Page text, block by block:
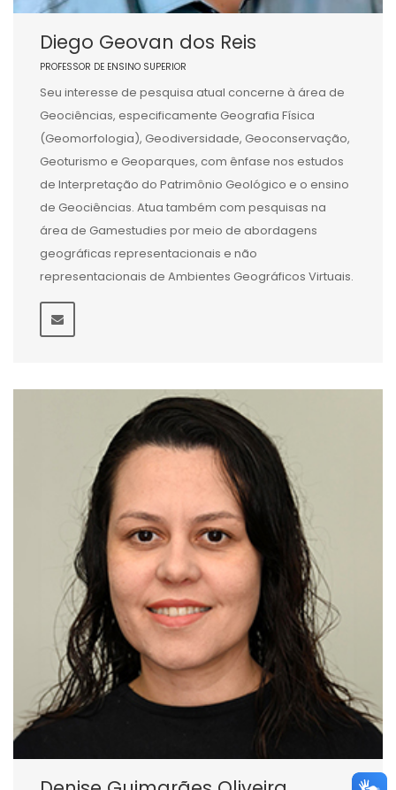
Diego Geovan dos Reis
PROFESSOR DE ENSINO SUPERIOR
Seu interesse de pesquisa atual concerne à área de
Geociências, especificamente Geografia Física
(Geomorfologia), Geodiversidade, Geoconservação,
Geoturismo e Geoparques, com ênfase nos estudos
de Interpretação do Patrimônio Geológico e o ensino
de Geociências. Atua também com pesquisas na
área de Gamestudies por meio de abordagens
geográficas representacionais e não
representacionais de Ambientes Geográficos Virtuais.